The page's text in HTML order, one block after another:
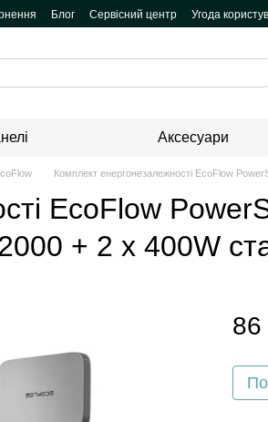
Блог Сервісний центр Угода
Аксесуари
Комплект енергонезалежності EcoFlow
EcoFlow
+ 2 x 400W
86